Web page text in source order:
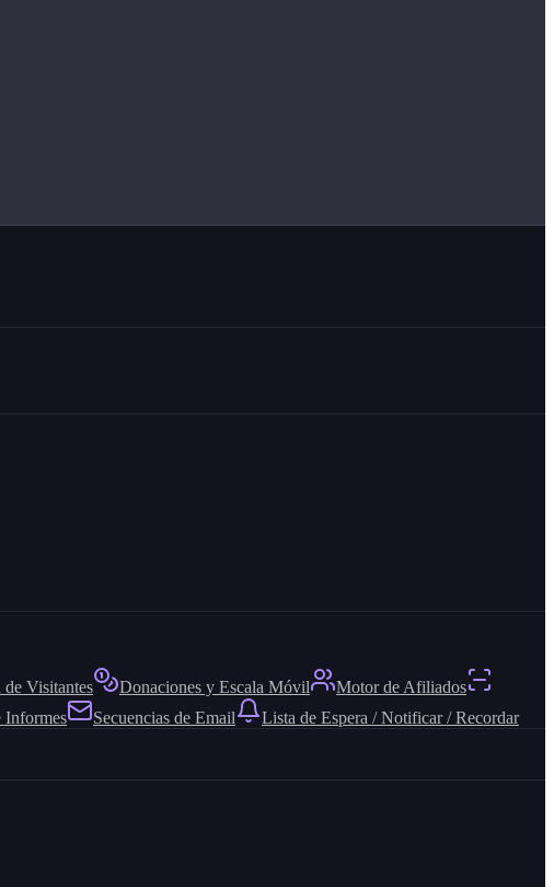
de Visitantes Donaciones y Escala Móvil
Motor de Afiliados
Informes Secuencias de Email
Lista de Espera / Notificar / Recordar